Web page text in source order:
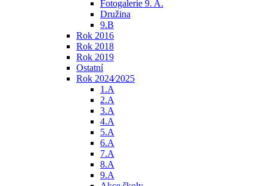
Fotogalerie 9. A.
Družina
9.B
Rok 2016
Rok 2018
Rok 2019
Ostatní
Rok 2024⁄2025
1.A
2.A
3.A
4.A
5.A
6.A
7.A
8.A
9.A